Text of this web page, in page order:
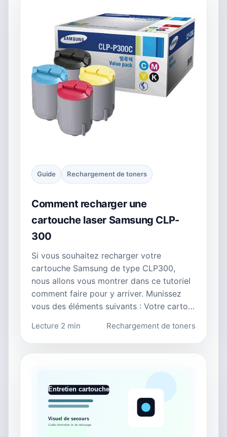
Guide Rechargement de toners
Comment recharger une
cartouche laser Samsung CLP-
300
Si vous souhaitez recharger votre
cartouche Samsung de type CLP300,
nous allons vous montrer dans ce tutoriel
comment faire pour y arriver. Munissez
vous des éléments suivants : Votre carto…
Lecture 2 min Rechargement de toners